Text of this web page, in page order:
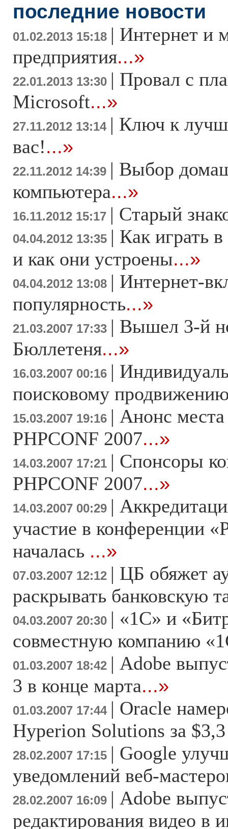
последние новости
01.02.2013 15:18 | Интернет и
предприятия...»
22.01.2013 13:30 | Провал с
Microsoft...»
27.11.2012 13:14 | Ключ к
вас!...»
22.11.2012 14:39 | Выбор
компьютера...»
16.11.2012 15:17 | Старый
04.04.2012 13:35 | Как играть
и как они устроены...»
04.04.2012 13:08 | Интернет-
популярность...»
21.03.2007 17:33 | Вышел 3-й
Бюллетеня...»
16.03.2007 00:16 |
поисковому
15.03.2007 19:16 | Анонс
PHPCONF 2007...»
14.03.2007 17:21 | Спонсоры
PHPCONF 2007...»
14.03.2007 00:29 |
участие в конференции
началась ...»
07.03.2007 12:12 | ЦБ обяжет
раскрывать банковскую
04.03.2007 20:30 | «1С» и
совместную компанию
01.03.2007 18:42 | Adobe
3 в конце марта...»
01.03.2007 17:44 | Oracle
Hyperion Solutions за
28.02.2007 17:15 | Google
уведомлений веб-
28.02.2007 16:09 | Adobe
редактирования видео в